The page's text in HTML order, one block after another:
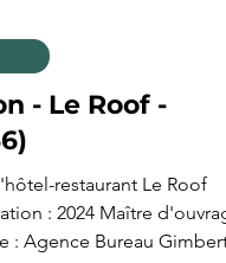
- Le Roof -